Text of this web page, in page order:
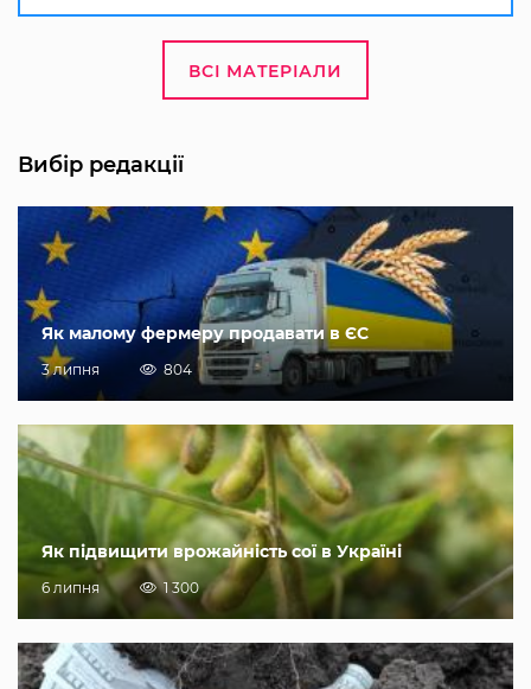
ВСІ МАТЕРІАЛИ
Вибір редакції
Як малому фермеру продавати в ЄС
3 липня 804
Як підвищити врожайність сої в Україні
6 липня 1 300